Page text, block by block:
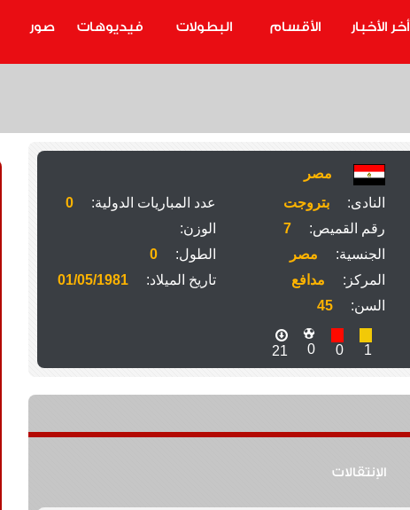
أخر الأخبار الأقسام البطولات فيديوهات صور
مصر
النادى:
بتروجت عدد المباريات الدولية:
0
رقم القميص:
7
الوزن:
الجنسية:
مصر الطول:
0
المركز:
مدافع تاريخ الميلاد:
01/05/1981
السن:
45
1
0
0
21
الإنتقالات